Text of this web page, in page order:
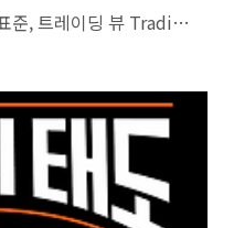
오늘의 배움 : 차트 분석 도구의 표준, 트레이딩 뷰 Trading View